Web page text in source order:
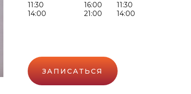
11:30
14:00
16:00
21:00
11:30
14:00
ЗАПИСАТЬСЯ